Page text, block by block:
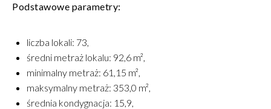
Podstawowe parametry:
liczba lokali: 73,
średni metraż lokalu: 92,6 m²,
minimalny metraż: 61,15 m²,
maksymalny metraż: 353,0 m²,
średnia kondygnacja: 15,9,